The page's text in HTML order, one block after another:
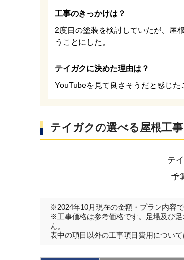
工事のきっかけは？
2度目の塗装を検討していたが、屋
うことにした。
テイガクに決めた理由は？
YouTubeを見て良さそうだと感じた
テイガクの選べる屋根工
テ
予
※2024年10月現在の金額・プラン内容
※工事価格は参考価格です。足場及び
ん。
表中の項目以外の工事項目費用について